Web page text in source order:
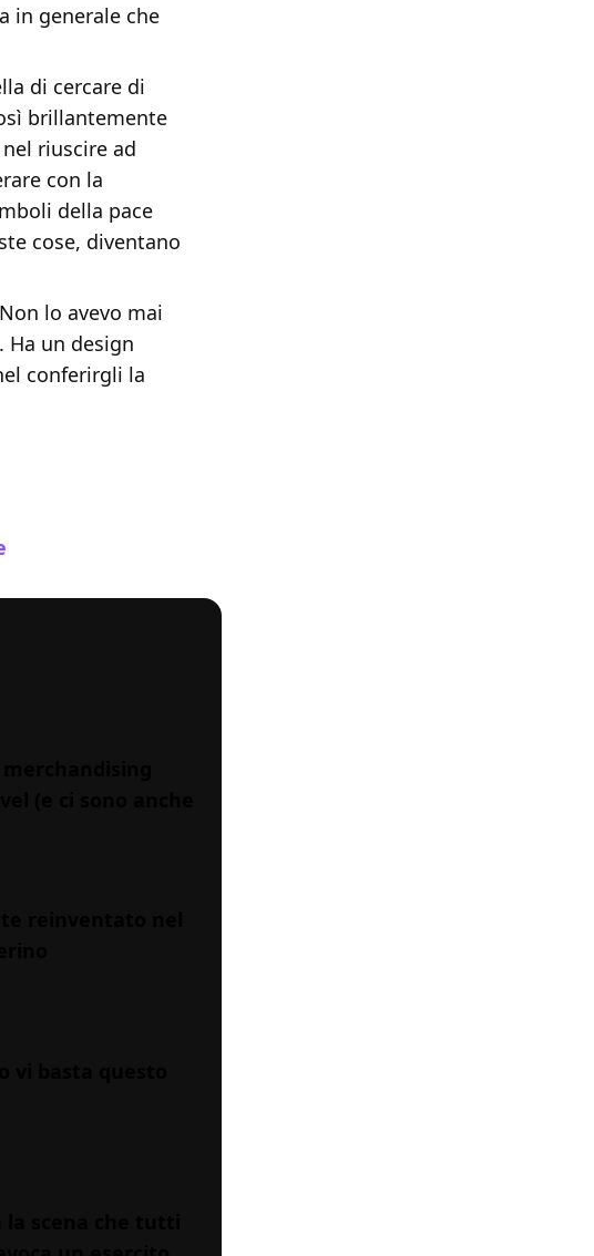
in generale che
di cercare di
brillantemente
riuscire ad
con la
della pace
cose, diventano
lo avevo mai
un design
conferirgli la
(e ci sono anche
reinventato nel
vi basta questo
scena che tutti